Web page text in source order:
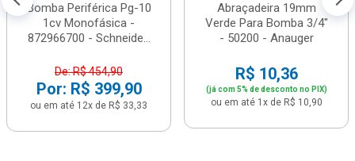
Bomba Periférica Pg-10
1cv Monofásica -
872966700 - Schneide...
De: R$ 454,90
Por: R$ 399,90
ou em até 12x de R$ 33,33
Abraçadeira 19mm
Verde Para Bomba 3/4"
- 50200 - Anauger
R$ 10,36
(já com 5% de desconto no PIX)
ou em até 1x de R$ 10,90